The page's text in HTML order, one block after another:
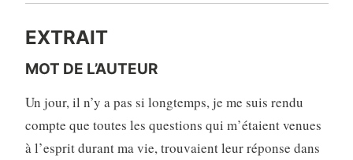
EXTRAIT
MOT DE L’AUTEUR
Un jour, il n’y a pas si longtemps, je me suis rendu
compte que toutes les questions qui m’étaient venues
à l’esprit durant ma vie, trouvaient leur réponse dans